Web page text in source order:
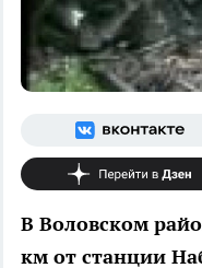
В Воловском
км от станции